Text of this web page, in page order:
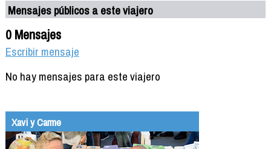
Mensajes públicos a este viajero
0 Mensajes
Escribir mensaje
No hay mensajes para este viajero
Xavi y Carme